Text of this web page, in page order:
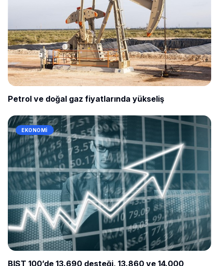
Petrol ve doğal gaz fiyatlarında yükseliş
EKONOMI
BIST 100’de 13.690 desteği, 13.860 ve 14.000